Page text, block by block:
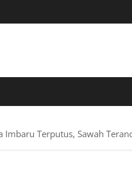
Terputus, Sawah